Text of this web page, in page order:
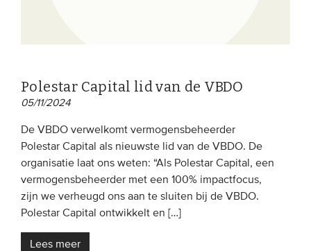
Polestar Capital lid van de VBDO
05/11/2024
De VBDO verwelkomt vermogensbeheerder
Polestar Capital als nieuwste lid van de VBDO. De
organisatie laat ons weten: “Als Polestar Capital, een
vermogensbeheerder met een 100% impactfocus,
zijn we verheugd ons aan te sluiten bij de VBDO.
Polestar Capital ontwikkelt en […]
Lees meer